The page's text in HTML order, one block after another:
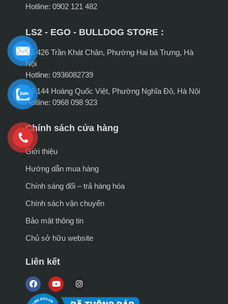
Hotline: 0902 121 482
LS2 - EGO - BULLDOG STORE :
Số 426 Trần Khát Chân, Phường Hai bà Trưng, Hà
Nội
Hotline: 0936082739
Số 144 Hoàng Quốc Việt, Phường Nghĩa Đô, Hà Nội
Hotline: 0968 098 923
Chính sách cửa hàng
Giới thiệu
Hướng dẫn mua hàng
Chính sáng đổi – trả hàng hóa
Chính sách vận chuyển
Bảo mật thông tin
Chủ sở hữu website
Liên kết